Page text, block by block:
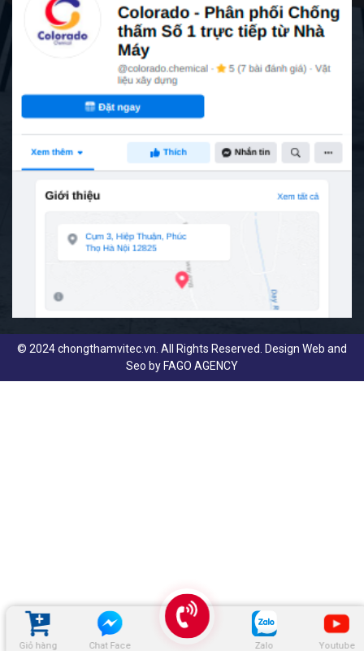
Giỏ hàng Chat Face Zalo Youtube
© 2024 chongthamvitec.vn. All Rights Reserved. Design Web and
Seo by FAGO AGENCY